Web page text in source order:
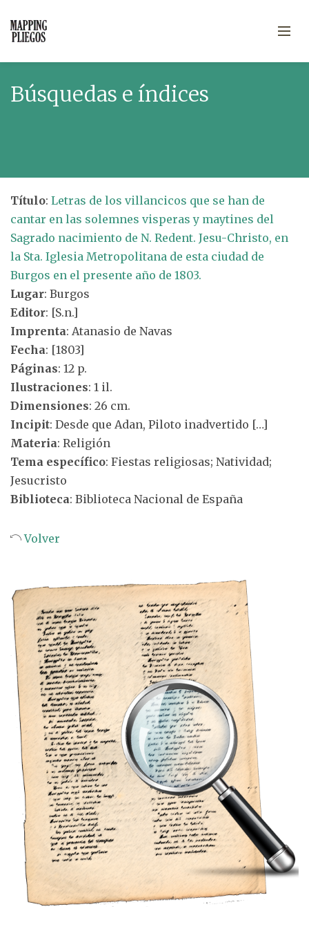
Búsquedas e índices
Título: Letras de los villancicos que se han de
cantar en las solemnes visperas y maytines del
Sagrado nacimiento de N. Redent. Jesu-Christo, en
la Sta. Iglesia Metropolitana de esta ciudad de
Burgos en el presente año de 1803.
Lugar: Burgos
Editor: [S.n.]
Imprenta: Atanasio de Navas
Fecha: [1803]
Páginas: 12 p.
Ilustraciones: 1 il.
Dimensiones: 26 cm.
Incipit: Desde que Adan, Piloto inadvertido […]
Materia: Religión
Tema específico: Fiestas religiosas; Natividad;
Jesucristo
Biblioteca: Biblioteca Nacional de España
Volver